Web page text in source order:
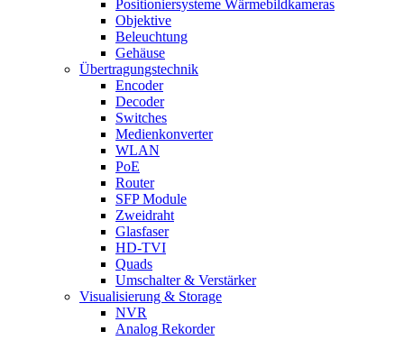
Positioniersysteme Wärmebildkameras
Objektive
Beleuchtung
Gehäuse
Übertragungstechnik
Encoder
Decoder
Switches
Medienkonverter
WLAN
PoE
Router
SFP Module
Zweidraht
Glasfaser
HD-TVI
Quads
Umschalter & Verstärker
Visualisierung & Storage
NVR
Analog Rekorder